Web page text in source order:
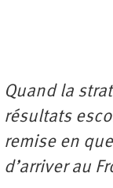
Quand la
résultats
remise en
d’arriver au